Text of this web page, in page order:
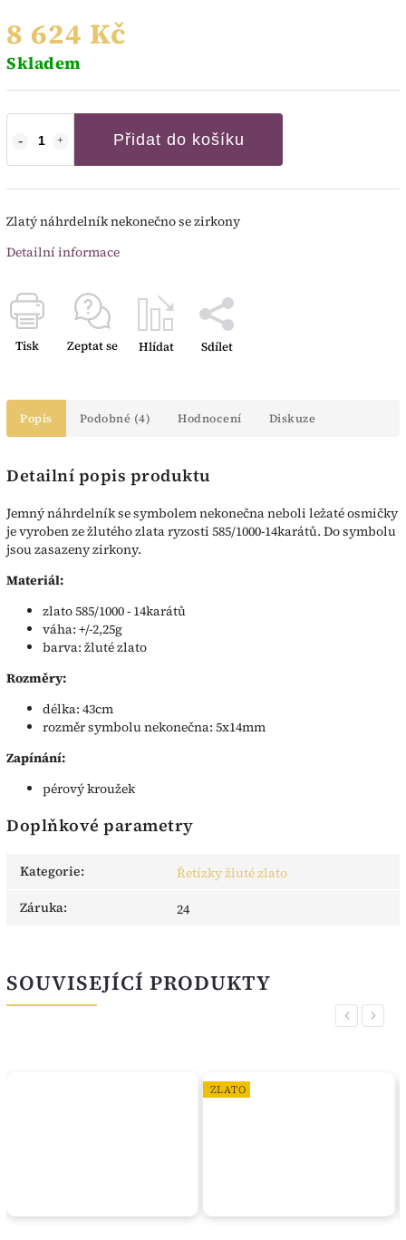
8 624 Kč
Skladem
Přidat do košíku
Zlatý náhrdelník nekonečno se zirkony
Detailní informace
Tisk Zeptat se Hlídat Sdílet
Popis Podobné (4) Hodnocení Diskuze
Detailní popis produktu
Jemný náhrdelník se symbolem nekonečna neboli ležaté osmičky
je vyroben ze žlutého zlata ryzosti 585/1000-14karátů. Do symbolu
jsou zasazeny zirkony.
Materiál:
zlato 585/1000 - 14karátů
váha: +/-2,25g
barva: žluté zlato
Rozměry:
délka: 43cm
rozměr symbolu nekonečna: 5x14mm
Zapínání:
pérový kroužek
Doplňkové parametry
Kategorie:
Řetízky žluté zlato
Záruka: 24
SOUVISEJÍCÍ PRODUKTY
Previous
ZLATO
Next